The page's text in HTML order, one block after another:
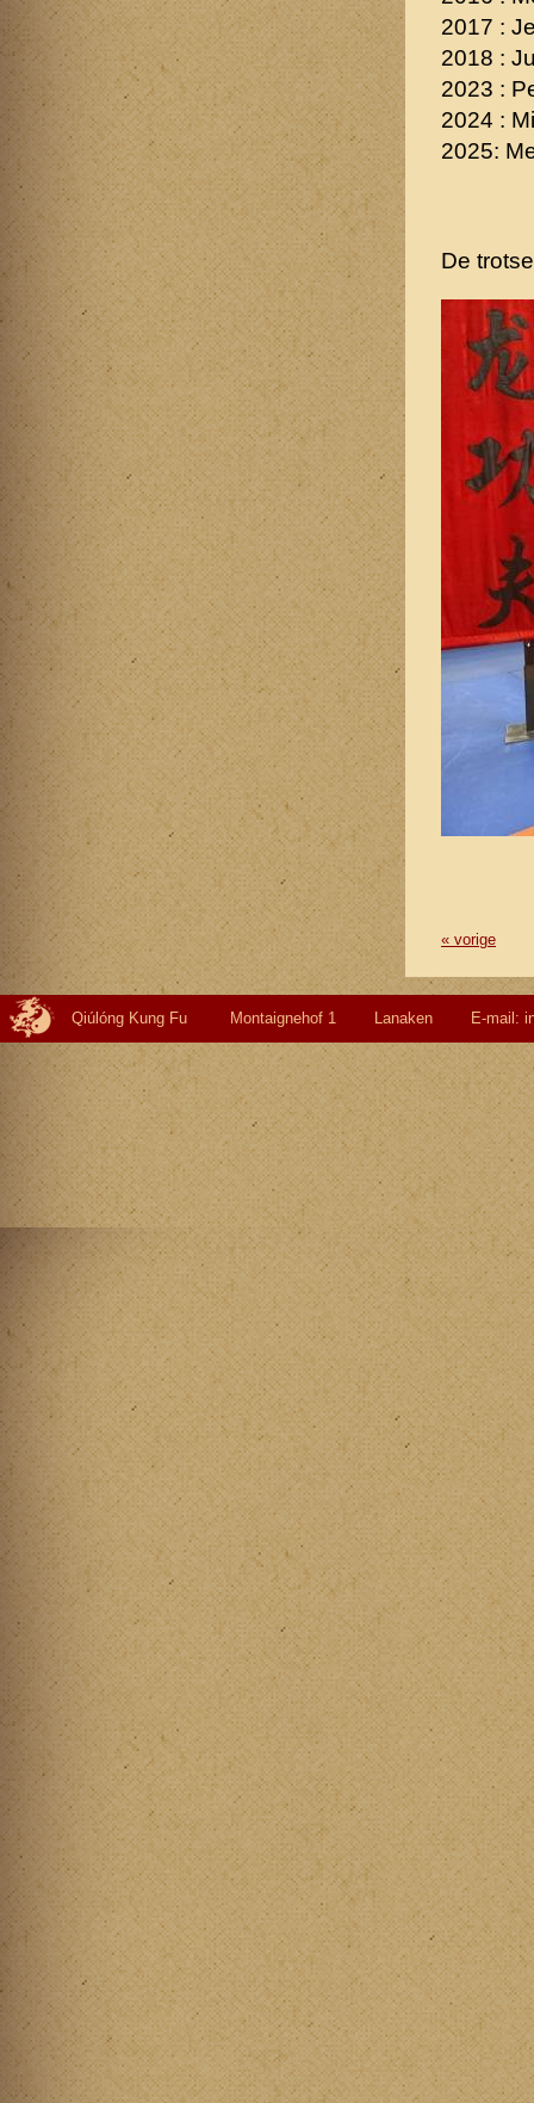
2017 :
2018 :
2023 :
2024 :
2025:
De
« vorige
Qiúlóng Kung Fu Montaignehof 1 Lanaken E-mail: